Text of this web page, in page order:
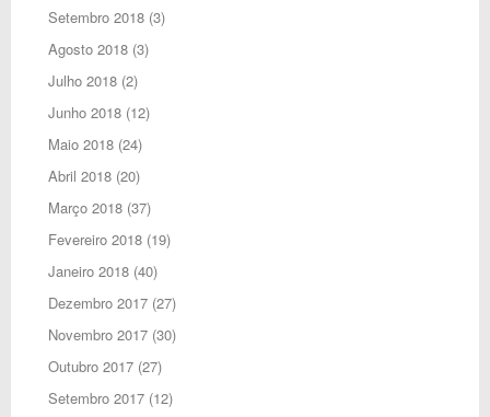
Setembro 2018(3)
Agosto 2018(3)
Julho 2018(2)
Junho 2018(12)
Maio 2018(24)
Abril 2018(20)
Março 2018(37)
Fevereiro 2018(19)
Janeiro 2018(40)
Dezembro 2017(27)
Novembro 2017(30)
Outubro 2017(27)
Setembro 2017(12)